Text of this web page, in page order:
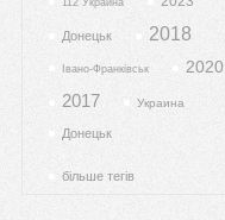
112 Украина
Донецьк 2018
Івано-Франківськ 2020
2017 Украина
Донецьк
більше тегів